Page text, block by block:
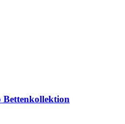
Bettenkollektion